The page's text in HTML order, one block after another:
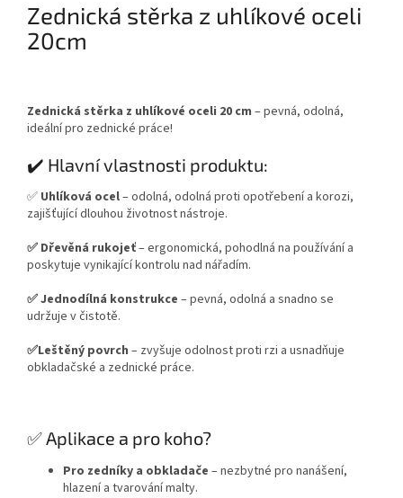
Zednická stěrka z uhlíkové oceli
20cm
Zednická stěrka z uhlíkové oceli 20 cm – pevná, odolná,
ideální pro zednické práce!
✔️ Hlavní vlastnosti produktu:
✅ Uhlíková ocel– odolná, odolná proti opotřebení a korozi,
zajišťující dlouhou životnost nástroje.
✅ Dřevěná rukojeť– ergonomická, pohodlná na používání a
poskytuje vynikající kontrolu nad nářadím.
✅ Jednodílná konstrukce – pevná, odolná a snadno se
udržuje v čistotě.
✅Leštěný povrch – zvyšuje odolnost proti rzi a usnadňuje
obkladačské a zednické práce.
✅ Aplikace a pro koho?
Pro zedníky a obkladače – nezbytné pro nanášení,
hlazení a tvarování malty.